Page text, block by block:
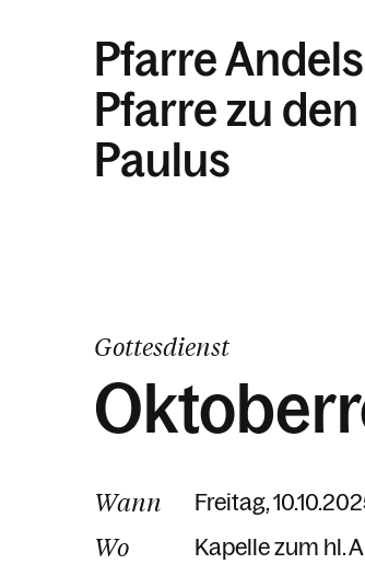
Pfarre
Pfarre zu
Paulus
Gottesdienst
Wann Freitag,
Wo Kapelle zum hl.